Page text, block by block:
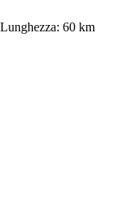
Lunghezza: 60 km